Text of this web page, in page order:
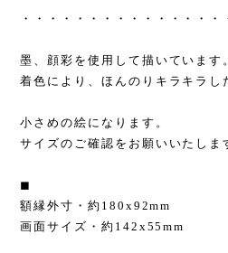
・・・・・・・・・・・・・・・
墨、顔彩を使用して描いています
着色により、ほんのりキラキラし
小さめの絵になります。
サイズのご確認をお願いいたしま
◼︎
額縁外寸・約180x92mm
画面サイズ・約142x55mm